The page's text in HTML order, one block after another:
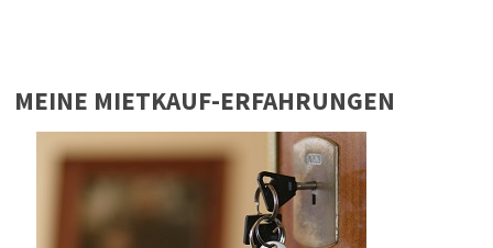
MEINE MIETKAUF-ERFAHRUNGEN